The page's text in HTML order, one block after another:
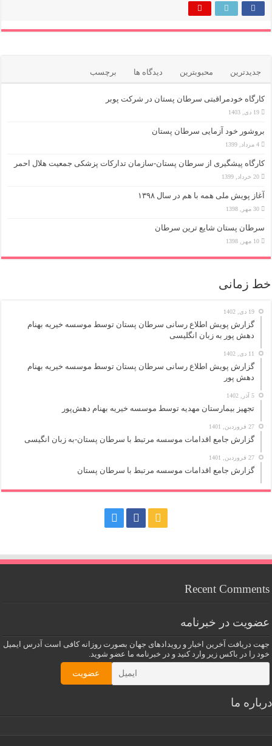
جدیدترین محبوبترین دیدگاه ها برچسب
کارگاه خودمراقبتی سرطان پستان در شرکت پوبر
19 دی, 1403
بروشور خود آزمایی سرطان پستان
4 مرداد, 1399
کارگاه پیشگیری از سرطان پستان-سازمان تدارکات پزشکی جمعیت هلال احمر
20 خرداد, 1399
آغاز پویش ملی همه با هم در سال ۱۳۹۸
30 مهر, 1398
سرطان پستان شایع ترین سرطان
10 مهر, 1398
خط زمانی
19 دی, 1402
گزارش پویش اطلاع رسانی سرطان پستان توسط موسسه خیریه بهنام
دهش پور به زبان انگلیسی
11 دی, 1402
گزارش پویش اطلاع رسانی سرطان پستان توسط موسسه خیریه بهنام
دهش پور
5 آذر, 1402
تجهیز بیمارستان مهدیه توسط موسسه خیریه بهنام دهش‌پور
27 فروردین, 1401
گزارش جامع اقدامات موسسه مرتبط با سرطان پستان-به زبان انگیسی
27 فروردین, 1401
گزارش جامع اقدامات موسسه مرتبط با سرطان پستان
Recent Comments
عضویت در خبرنامه
جهت دریافت آخرین اخبار و رویدادهای جهان بصورت روزانه کافی است آدرس ایمیل
خود را در باکس زیر وارد کنید و در خبرنامه ما عضو شوید.
درباره ما